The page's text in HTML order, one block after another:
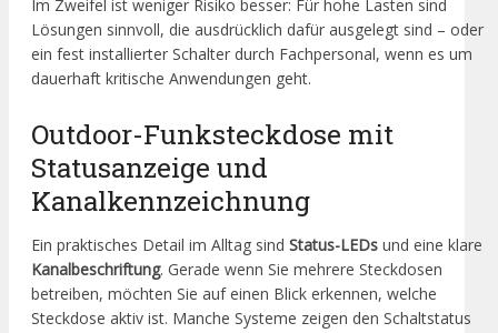
Im Zweifel ist weniger Risiko besser: Für hohe Lasten sind
Lösungen sinnvoll, die ausdrücklich dafür ausgelegt sind – oder
ein fest installierter Schalter durch Fachpersonal, wenn es um
dauerhaft kritische Anwendungen geht.
Outdoor-Funksteckdose mit
Statusanzeige und
Kanalkennzeichnung
Ein praktisches Detail im Alltag sind Status-LEDs und eine klare
Kanalbeschriftung. Gerade wenn Sie mehrere Steckdosen
betreiben, möchten Sie auf einen Blick erkennen, welche
Steckdose aktiv ist. Manche Systeme zeigen den Schaltstatus